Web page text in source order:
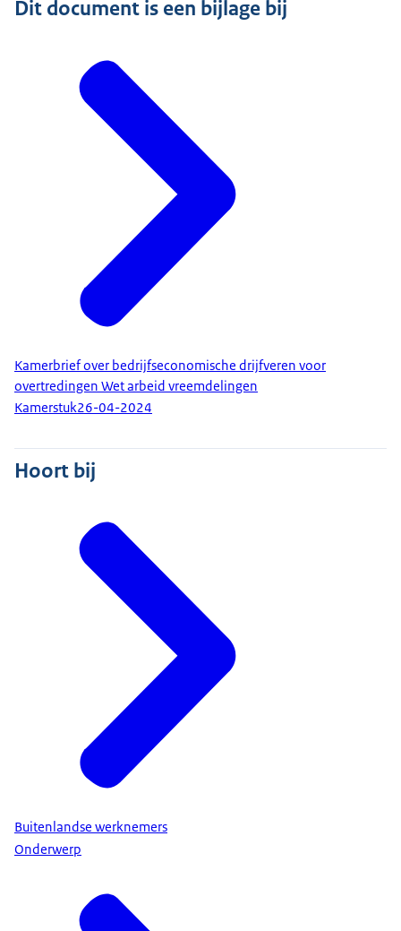
Dit document is een bijlage bij
Kamerbrief over bedrijfseconomische drijfveren voor
overtredingen Wet arbeid vreemdelingen
Kamerstuk26-04-2024
Hoort bij
Buitenlandse werknemers
Onderwerp